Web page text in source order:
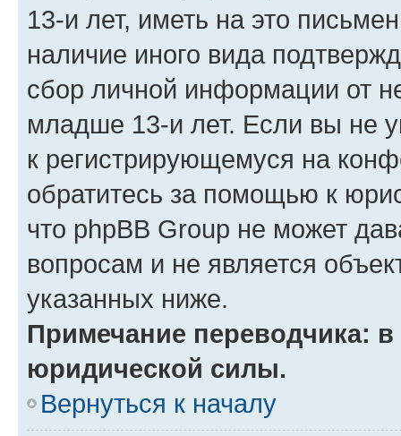
13-и лет, иметь на это
наличие иного вида
сбор личной информации от
младше 13-и лет. Если вы не
к регистрирующемуся на
обратитесь за помощью к
что phpBB Group не может
вопросам и не является
указанных ниже.
Примечание переводчика:
юридической силы.
Вернуться к началу